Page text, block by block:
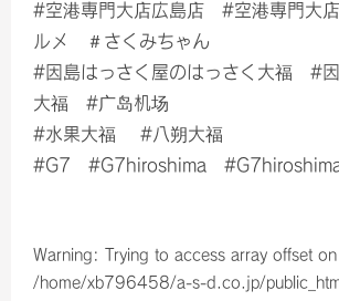
#空港専門大店広島店 #空港専門大
ルメ ＃さくみちゃん
#因島はっさく屋のはっさく大福 #
大福 #广岛机场
#水果大福 #八朔大福
#G7 #G7hiroshima
Warning : Trying to access array offset
/home/xb796458/a-s-d.co.jp/